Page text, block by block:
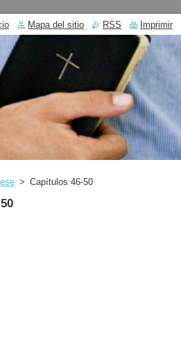
> Capítulos 46-50
Mapa del sitio RSS Imprimir